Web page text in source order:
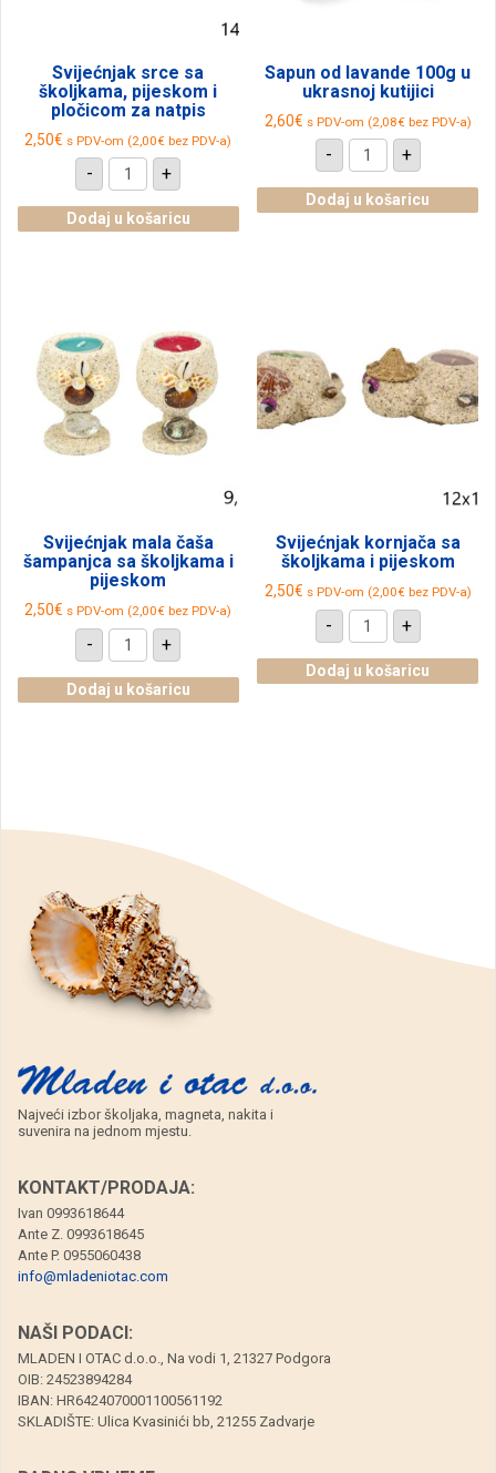
Svijećnjak srce sa
školjkama, pijeskom i
pločicom za natpis
2,50€ s PDV-om (2,00€ bez PDV-a)
-
Svijećnjak
srce
školjkama,
pijeskom
+
Dodaj u košaricu
Sapun od lavande 100g u
ukrasnoj kutijici
2,60€ s PDV-om (2,08€bez PDV-a)
-
Sapun
od
100g
u
+
Dodaj u košaricu
Svijećnjak mala čaša
šampanjca sa školjkama i
pijeskom
2,50€ s PDV-om (2,00€ bez PDV-a)
-
Svijećnjak
mala
šampanjca
sa
+
Dodaj u košaricu
Svijećnjak kornjača sa
školjkama i pijeskom
2,50€ s PDV-om (2,00€bez PDV-a)
-
Svijećnjak
kornjača
školjkama
i
+
Dodaj u košaricu
Najveći izbor školjaka, magneta, nakita i
suvenira na jednom mjestu.
KONTAKT/PRODAJA:
Ivan 0993618644
Ante Z. 0993618645
Ante P. 0955060438
info@mladeniotac.com
NAŠI PODACI:
MLADEN I OTAC d.o.o., Na vodi 1, 21327 Podgora
OIB: 24523894284
IBAN: HR6424070001100561192
SKLADIŠTE: Ulica Kvasinići bb, 21255 Zadvarje